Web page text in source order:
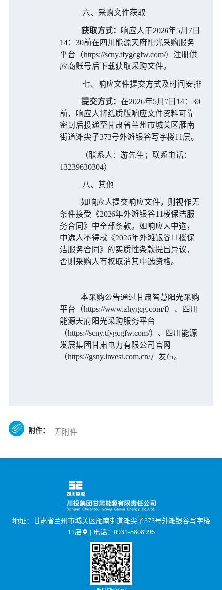
六、采购文件获取
获取方式： 响应人于2026年5月7日
14：30前在四川能源天府阳光采购服务
平台（https://scny.tfygcgfw.com/）注册供
应商账号后下载获取采购文件。
七、响应文件提交方式及时间安排
提交方式： 在2026年5月7日14：30
前，响应人将纸质版响应文件资料可靠
密封后投递至甘肃省兰州市城关区雁南
街道滩尖子373号外滩银谷写字楼11层。
（联系人：游先生；联系电话：
13239630304）
八、其他
如响应人提交响应文件，则视作无
条件接受 《2026年外滩银谷11楼保洁服
务合同 》 中全部条款。如 响应人中选，
中选人不得就《2026年外滩银谷11楼保
洁服务合同》的实质性条款提出异议，
否则采购人有权取消其中选资格。
本采购公告通过甘肃智慧阳光采购
平台 （https://www.zhygcg.com/f）、
四川
能源天府阳光采购服务平台
（https://scny.tfygcgfw.com/） 、四川能源
发展集团甘肃电力有限公司 官网
（https://gsny.invest.com.cn/）发布。
 附件： 无附件
地址：甘肃省兰州市城关区雁南街道滩尖子373号外滩银谷写字楼
11层 | 电话：0931-8808996